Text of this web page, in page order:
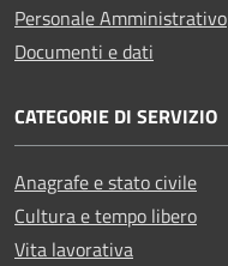
Personale Amministrativo
Documenti e dati
CATEGORIE DI SERVIZIO
Anagrafe e stato civile
Cultura e tempo libero
Vita lavorativa